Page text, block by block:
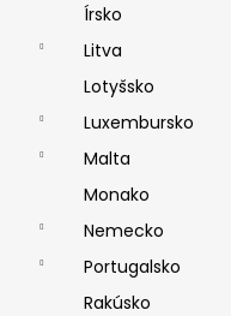
Írsko
Litva
Lotyšsko
Luxembursko
Malta
Monako
Nemecko
Portugalsko
Rakúsko